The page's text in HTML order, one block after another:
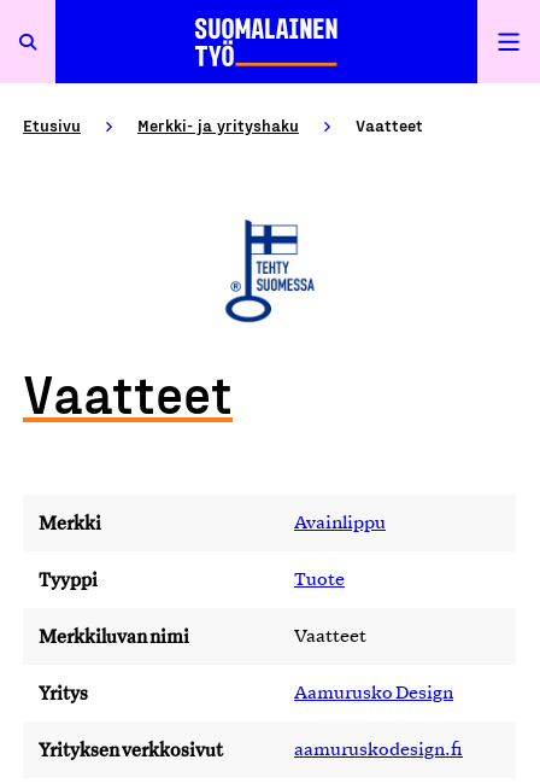
Etusivu Merkki- ja yrityshaku Vaatteet
Vaatteet
Merkki Avainlippu
Tyyppi Tuote
Merkkiluvan nimi Vaatteet
Yritys Aamurusko Design
Yrityksen verkkosivut aamuruskodesign.fi